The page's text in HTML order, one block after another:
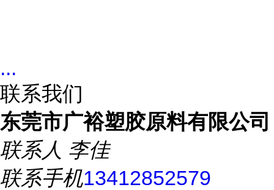
...
联系我们
东莞市广裕塑胶原料有限公司
联系人 李佳
联系手机13412852579